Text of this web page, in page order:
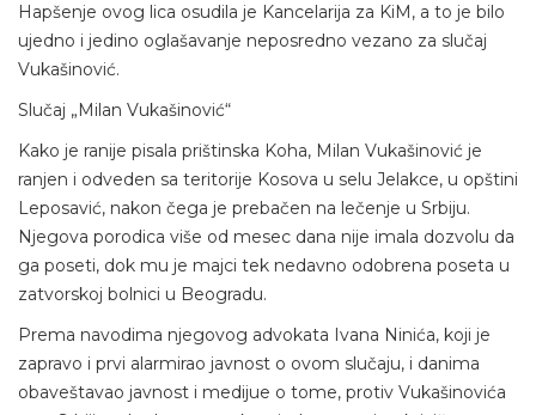
Hapšenje ovog lica osudila je Kancelarija za KiM, a to je bilo
ujedno i jedino oglašavanje neposredno vezano za slučaj
Vukašinović.
Slučaj „Milan Vukašinović“
Kako je ranije pisala prištinska Koha, Milan Vukašinović je
ranjen i odveden sa teritorije Kosova u selu Jelakce, u opštini
Leposavić, nakon čega je prebačen na lečenje u Srbiju.
Njegova porodica više od mesec dana nije imala dozvolu da
ga poseti, dok mu je majci tek nedavno odobrena poseta u
zatvorskoj bolnici u Beogradu.
Prema navodima njegovog advokata Ivana Ninića, koji je
zapravo i prvi alarmirao javnost o ovom slučaju, i danima
obaveštavao javnost i medijue o tome, protiv Vukašinovića